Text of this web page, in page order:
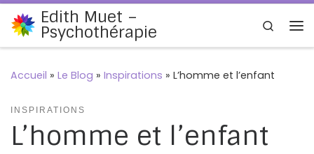
Passer au contenu
Edith Muet –
Psychothérapie
Search
Accueil » Le Blog » Inspirations » L’homme et l’enfant
INSPIRATIONS
L’homme et l’enfant